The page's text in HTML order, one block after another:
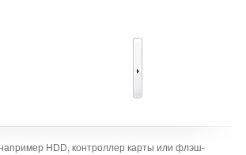
HDD, контроллер карты или флэш-